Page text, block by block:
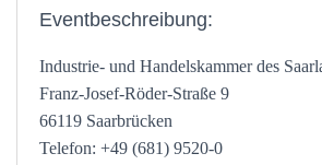
Eventbeschreibung:
Industrie- und Handelskammer des
Franz-Josef-Röder-Straße 9
66119 Saarbrücken
Telefon: +49 (681) 9520-0